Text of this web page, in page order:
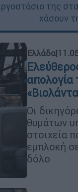
της
χάσουν
Ελλάδα|
απολογία
Οι
θυμάτων
στοιχεία
εμπλοκή
δόλο